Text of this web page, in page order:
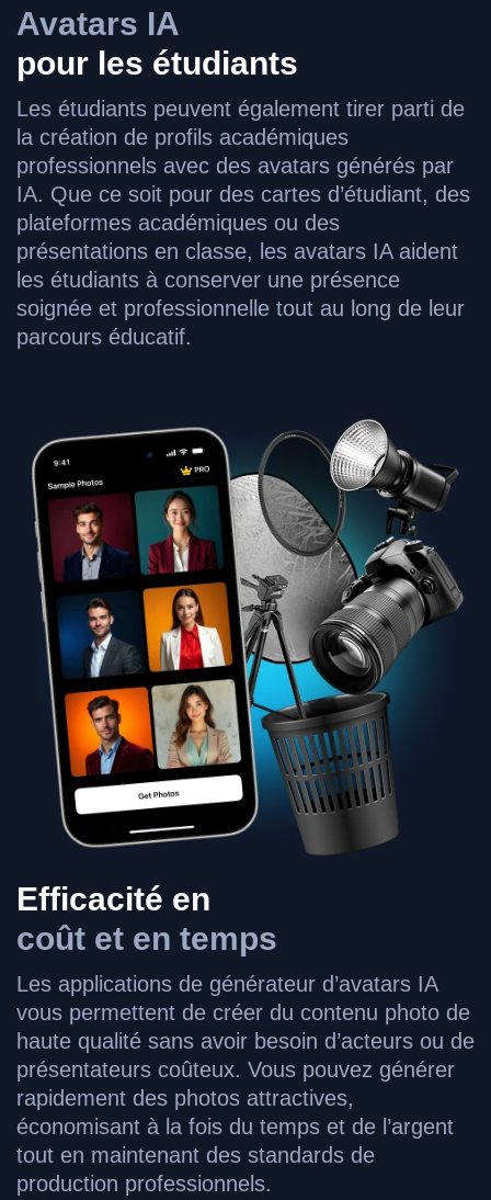
Avatars IA
pour les étudiants
Les étudiants peuvent également tirer parti de
la création de profils académiques
professionnels avec des avatars générés par
IA. Que ce soit pour des cartes d’étudiant, des
plateformes académiques ou des
présentations en classe, les avatars IA aident
les étudiants à conserver une présence
soignée et professionnelle tout au long de leur
parcours éducatif.
Efficacité en
coût et en temps
Les applications de générateur d’avatars IA
vous permettent de créer du contenu photo de
haute qualité sans avoir besoin d’acteurs ou de
présentateurs coûteux. Vous pouvez générer
rapidement des photos attractives,
économisant à la fois du temps et de l’argent
tout en maintenant des standards de
production professionnels.